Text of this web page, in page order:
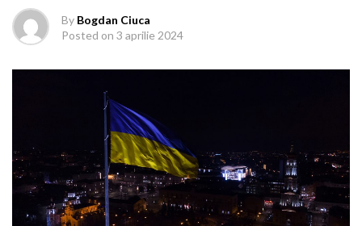
By Bogdan Ciuca
Posted on 3 aprilie 2024